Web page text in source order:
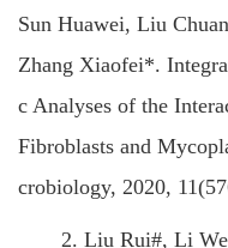
Sun Huawei, Liu
Zhang Xiaofei*.
c Analyses of the
Fibroblasts and
crobiology, 2020,
2. Liu Rui#, Li